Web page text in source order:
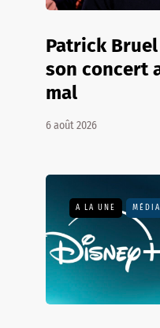
Patrick
son concert
mal
6 août 2026
A LA UNE